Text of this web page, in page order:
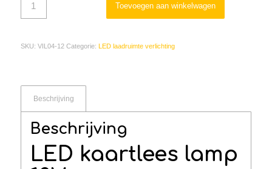
Toevoegen aan winkelwagen
SKU: VIL04-12 Categorie: LED laadruimte verlichting
Beschrijving
Beschrijving
LED kaartlees lamp